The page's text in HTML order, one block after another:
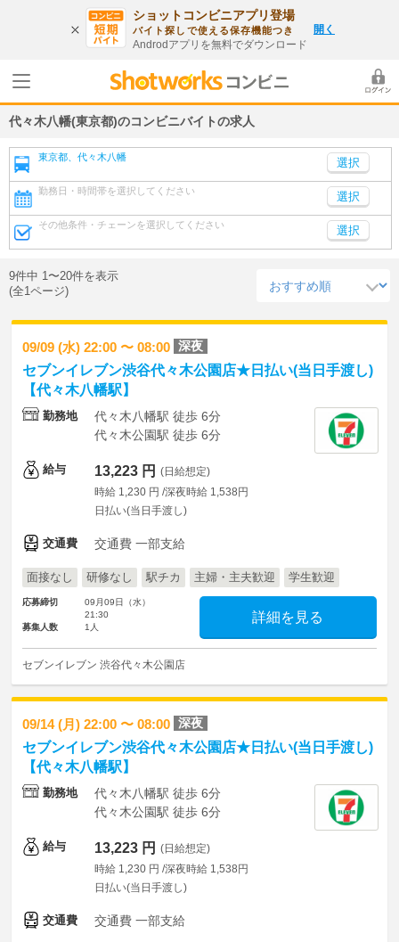
ショットコンビニアプリ登場
バイト探しで使える保存機能つき
Androdアプリを無料でダウンロード
開く
代々木八幡(東京都)のコンビニバイトの求人
東京都、代々木八幡
勤務日・時間帯を選択してください 選択
その他条件・チェーンを選択してください 選択
9件中 1〜20件を表示
(全1ページ)
09/09 (水) 22:00 〜 08:00 深夜
セブンイレブン渋谷代々木公園店★日払い(当日手渡し)
【代々木八幡駅】
勤務地
代々木八幡駅 徒歩 6分
代々木公園駅 徒歩 6分
給与 13,223 円 (日給想定)
時給 1,230 円 /深夜時給 1,538円
日払い(当日手渡し)
交通費 交通費 一部支給
面接なし 研修なし 駅チカ 主婦・主夫歓迎 学生歓迎
応募締切
09月09日（水）
21:30
募集人数
1人
詳細を見る
セブンイレブン 渋谷代々木公園店
09/14 (月) 22:00 〜 08:00 深夜
セブンイレブン渋谷代々木公園店★日払い(当日手渡し)
【代々木八幡駅】
勤務地
代々木八幡駅 徒歩 6分
代々木公園駅 徒歩 6分
給与 13,223 円 (日給想定)
時給 1,230 円 /深夜時給 1,538円
日払い(当日手渡し)
交通費 交通費 一部支給